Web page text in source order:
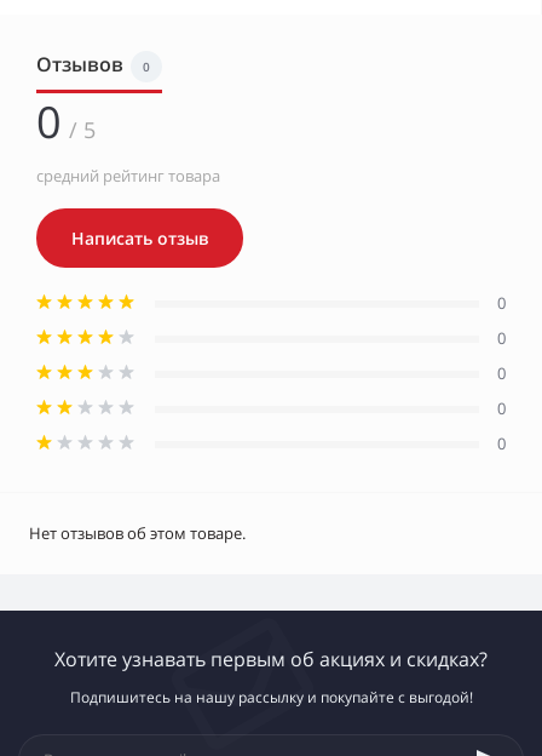
Отзывов 0
0 / 5
средний рейтинг товара
Написать отзыв
0
0
0
0
0
Нет отзывов об этом товаре.
Хотите узнавать первым об акциях и скидках?
Подпишитесь на нашу рассылку и покупайте с выгодой!